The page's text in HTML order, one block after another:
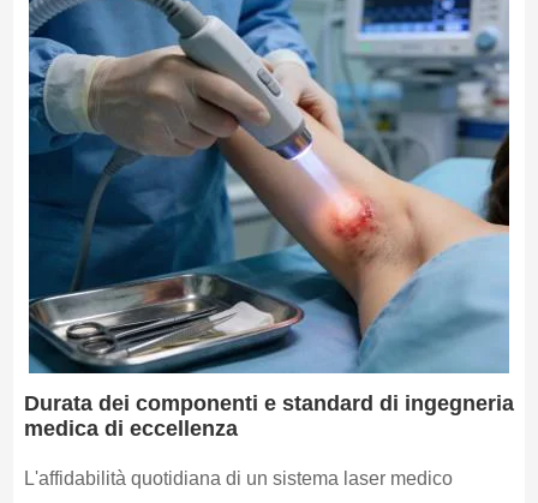
Durata dei componenti e standard di ingegneria
medica di eccellenza
L'affidabilità quotidiana di un sistema laser medico